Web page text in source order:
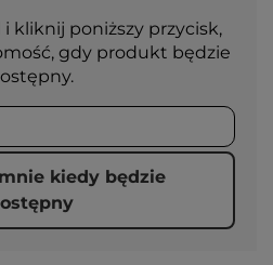
kliknij poniższy przycisk,
gdy produkt będzie
kiedy będzie